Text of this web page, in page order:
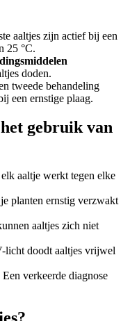
aaltjes zijn actief bij een
25 °C.
doden.
tweede behandeling
een ernstige plaag.
gebruik van
aaltje werkt tegen elke
planten ernstig verzwakt
aaltjes zich niet
licht doodt aaltjes vrijwel
Een verkeerde diagnose